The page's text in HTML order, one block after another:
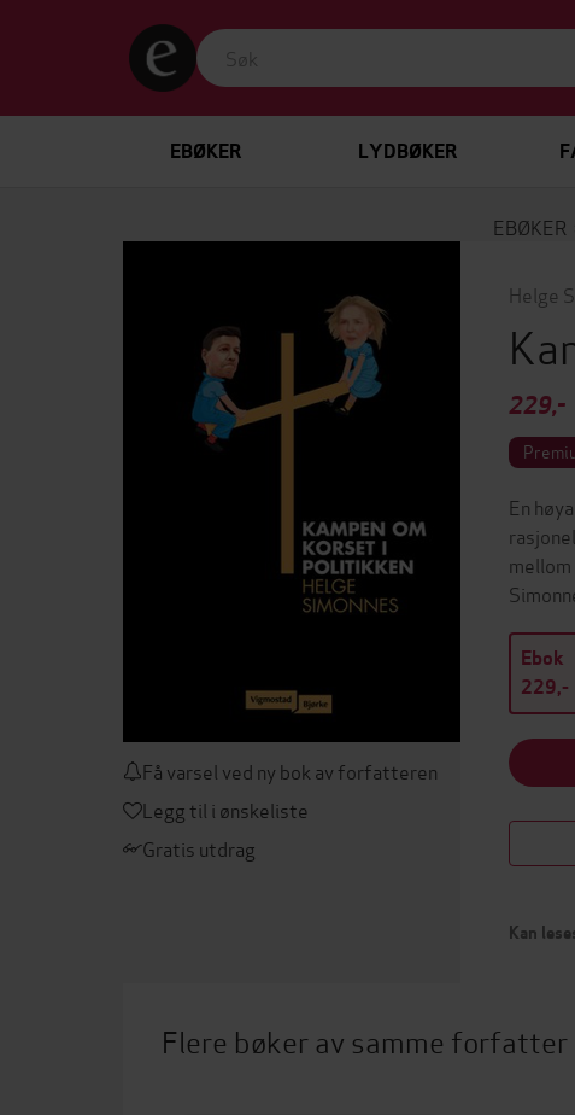
EBØKER LYDBØKER
EBØKER
Få varsel ved ny bok av forfatteren
Legg til i ønskeliste
Gratis utdrag
Helge
229,-
En
Ebok
229,-
Kan
Flere bøker av samme forfatter